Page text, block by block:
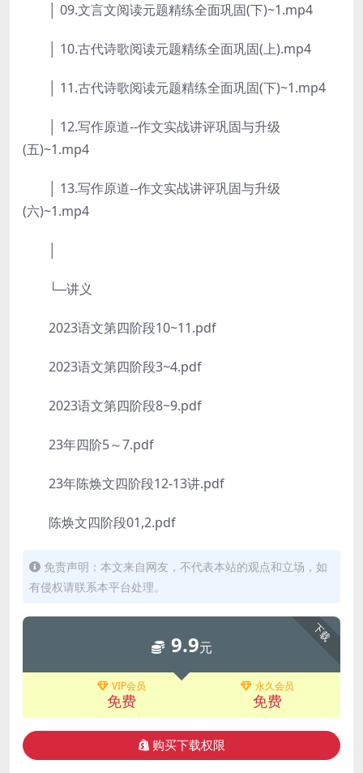
│ 09.文言文阅读元题精练全面巩固(下)~1.mp4
│ 10.古代诗歌阅读元题精练全面巩固(上).mp4
│ 11.古代诗歌阅读元题精练全面巩固(下)~1.mp4
│ 12.写作原道--作文实战讲评巩固与升级
(五)~1.mp4
│ 13.写作原道--作文实战讲评巩固与升级
(六)~1.mp4
└─讲义
2023语文第四阶段10~11.pdf
2023语文第四阶段3~4.pdf
2023语文第四阶段8~9.pdf
23年四阶5～7.pdf
23年陈焕文四阶段12-13讲.pdf
陈焕文四阶段01,2.pdf
免责声明：本文来自网友，不代表本站的观点和立场，如
有侵权请联系本平台处理。
下载
9.9元
VIP会员
免费
永久会员
免费
购买下载权限